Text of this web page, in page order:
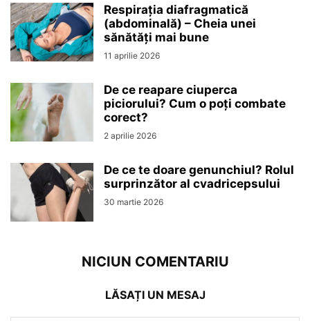
Respirația diafragmatică
(abdominală) – Cheia unei
sănătăți mai bune
11 aprilie 2026
De ce reapare ciuperca
piciorului? Cum o poți combate
corect?
2 aprilie 2026
De ce te doare genunchiul? Rolul
surprinzător al cvadricepsului
30 martie 2026
NICIUN COMENTARIU
LĂSAȚI UN MESAJ